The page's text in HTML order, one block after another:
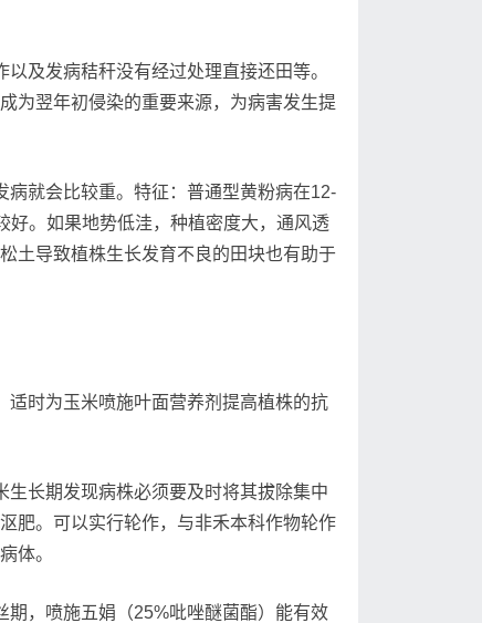
及发病秸秆没有经过处理直接还田等。
为翌年初侵染的重要来源，为病害发生提
就会比较重。特征：普通型黄粉病在12-
好。如果地势低洼，种植密度大，通风透
土导致植株生长发育不良的田块也有助于
时为玉米喷施叶面营养剂提高植株的抗
长期发现病株必须要及时将其拔除集中
肥。可以实行轮作，与非禾本科作物轮作
体。
，喷施五娟（25%吡唑醚菌酯）能有效